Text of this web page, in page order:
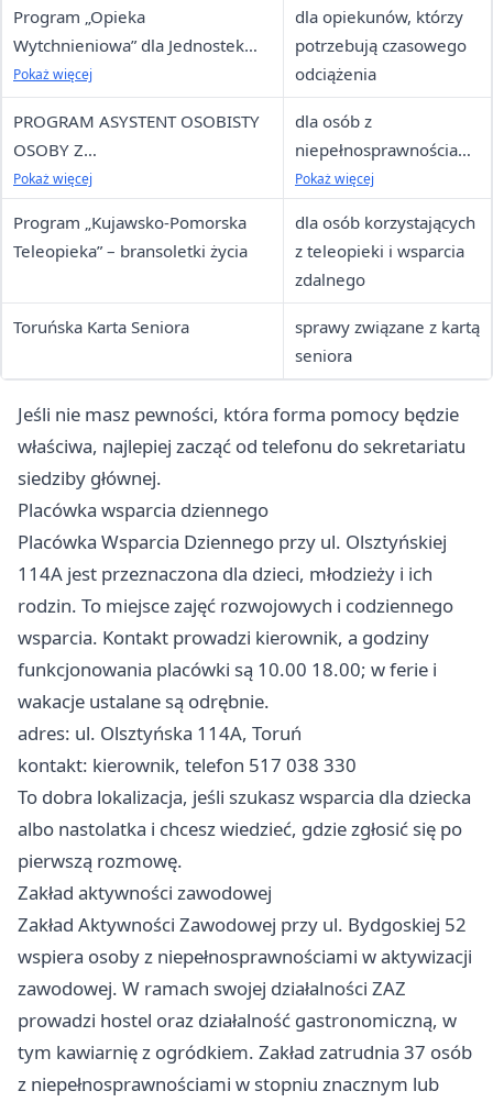
Program „Opieka
Wytchnieniowa” dla Jednostek
Samorządu Terytorialnego –
edycja 2026
Pokaż więcej
dla opiekunów, którzy
potrzebują czasowego
odciążenia
PROGRAM ASYSTENT OSOBISTY
OSOBY Z
NIEPEŁNOSPRAWNOŚCIĄ dla
Terytorialnego - edycja 2026
Pokaż więcej
dla osób z
niepełnosprawnościami
, które potrzebują
czynnościach
Pokaż więcej
Program „Kujawsko-Pomorska
Teleopieka” – bransoletki życia
dla osób korzystających
z teleopieki i wsparcia
zdalnego
Toruńska Karta Seniora
sprawy związane z kartą
seniora
Jeśli nie masz pewności, która forma pomocy będzie
właściwa, najlepiej zacząć od telefonu do sekretariatu
siedziby głównej.
Placówka wsparcia dziennego
Placówka Wsparcia Dziennego przy ul. Olsztyńskiej
114A jest przeznaczona dla dzieci, młodzieży i ich
rodzin. To miejsce zajęć rozwojowych i codziennego
wsparcia. Kontakt prowadzi kierownik, a godziny
funkcjonowania placówki są 10.00 18.00; w ferie i
wakacje ustalane są odrębnie.
adres: ul. Olsztyńska 114A, Toruń
kontakt: kierownik, telefon 517 038 330
To dobra lokalizacja, jeśli szukasz wsparcia dla dziecka
albo nastolatka i chcesz wiedzieć, gdzie zgłosić się po
pierwszą rozmowę.
Zakład aktywności zawodowej
Zakład Aktywności Zawodowej przy ul. Bydgoskiej 52
wspiera osoby z niepełnosprawnościami w aktywizacji
zawodowej. W ramach swojej działalności ZAZ
prowadzi hostel oraz działalność gastronomiczną, w
tym kawiarnię z ogródkiem. Zakład zatrudnia 37 osób
z niepełnosprawnościami w stopniu znacznym lub